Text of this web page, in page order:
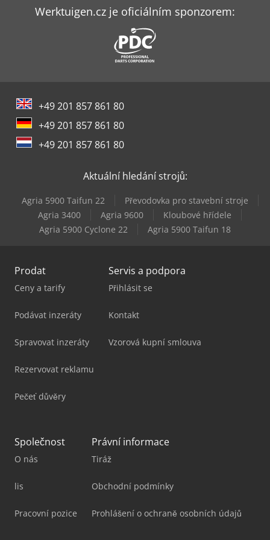
Holz-Her Tectra 6120 Power
Holz-Her Zentrex 6215 Power
Holzkraft Vps 2251 Vr Ed
Masterwood Project 385
Panhans 680/200
Pilous Pásové Pily
Scm Profiset 40
Werktuigen.cz je oficiálním sponzorem:
+49 201 857 861 80
+49 201 857 861 80
+49 201 857 861 80
Aktuální hledání strojů:
Agria 5900 Taifun 22
Převodovka pro stavební stroje
Agria 3400
Agria 9600
Kloubové hřídele
Agria 5900 Cyclone 22
Agria 5900 Taifun 18
Prodat
Ceny a tarify
Podávat inzeráty
Spravovat inzeráty
Rezervovat reklamu
Pečeť důvěry
Servis a podpora
Přihlásit se
Kontakt
Vzorová kupní smlouva
Společnost
O nás
lis
Pracovní pozice
Právní informace
Tiráž
Obchodní podmínky
Prohlášení o ochraně osobních údajů